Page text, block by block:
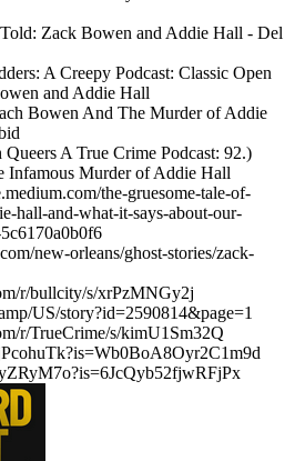
Zack Bowen and Addie Hall - Del
A Creepy Podcast: Classic Open
and Addie Hall
Bowen And The Murder of Addie
Queers A True Crime Podcast: 92.)
Infamous Murder of Addie Hall
the-gruesome-tale-of-
hall-and-what-it-says-about-our-
new-orleans/ghost-stories/zack-
r/bullcity/s/xrPzMNGy2j
US/story?id=2590814&page=1
r/TrueCrime/s/kimU1Sm32Q